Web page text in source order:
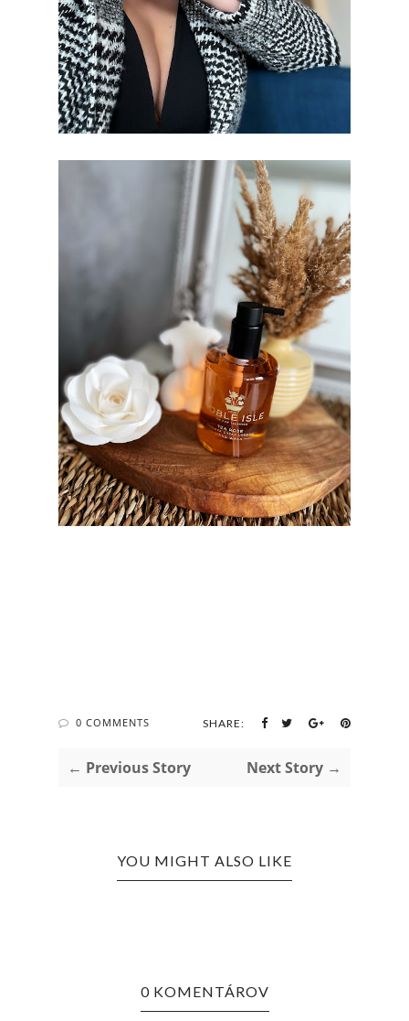
0 COMMENTS SHARE:
← Previous Story Next Story →
YOU MIGHT ALSO LIKE
0 KOMENTÁROV